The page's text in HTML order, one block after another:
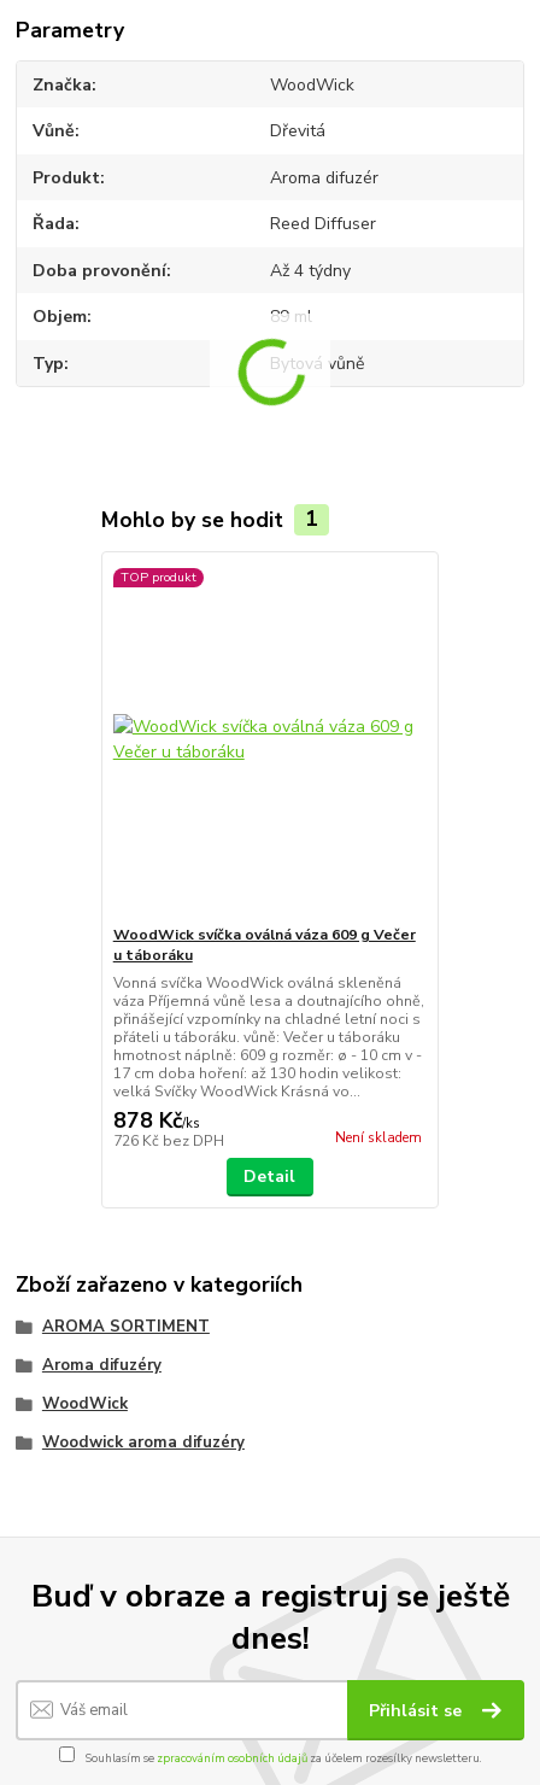
Parametry
Značka WoodWick
Vůně Dřevitá
Produkt Aroma difuzér
Řada Reed Diffuser
Doba provonění Až 4 týdny
Objem 89 ml
Typ Bytová vůně
Mohlo by se hodit 1
TOP produkt
WoodWick svíčka oválná váza 609 g Večer
u táboráku
Vonná svíčka WoodWick oválná skleněná
váza Příjemná vůně lesa a doutnajícího ohně,
přinášející vzpomínky na chladné letní noci s
přáteli u táboráku. vůně: Večer u táboráku
hmotnost náplně: 609 g rozměr: ø - 10 cm v -
17 cm doba hoření: až 130 hodin velikost:
velká Svíčky WoodWick Krásná vo...
878 Kč/ks
726 Kč bez DPH Není skladem
Detail
Zboží zařazeno v kategoriích
AROMA SORTIMENT
Aroma difuzéry
WoodWick
Woodwick aroma difuzéry
Buď v obraze a registruj se ještě
dnes!
Přihlásit se
Souhlasím se zpracováním osobních údajůza účelem rozesílky newsletteru.